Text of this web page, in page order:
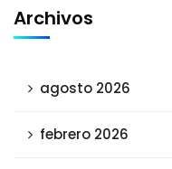
Archivos
agosto 2026
febrero 2026